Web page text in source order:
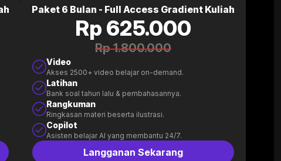
Paket 6 Bulan - Full Access Gradient Kuliah
Rp 625.000
Rp 1.800.000
Video
Akses 2500+ video belajar on-demand.
Latihan
Bank soal tahun lalu & pembahasannya.
Rangkuman
Ringkasan materi beserta ilustrasi.
Copilot
Asisten belajar AI yang membantu 24/7.
Langganan Sekarang